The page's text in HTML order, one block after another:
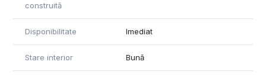
construită
Disponibilitate Imediat
Stare interior Bună